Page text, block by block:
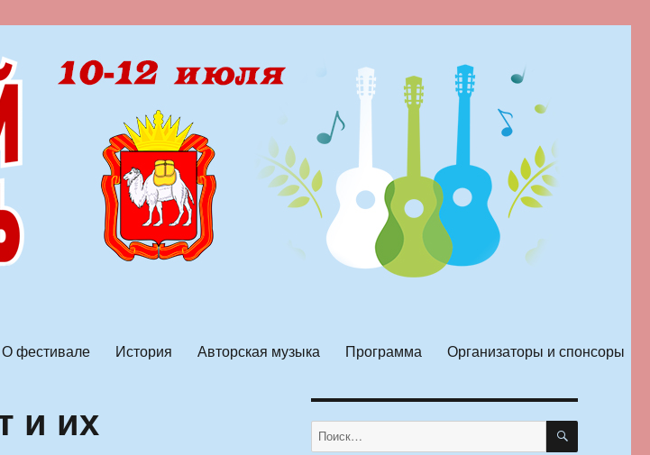
О фестивале История Авторская музыка Программа Организаторы и спонсоры
и их
Искать: ПОИСК